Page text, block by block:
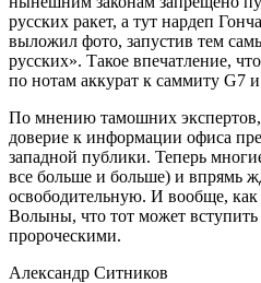
русских ракет, а тут нардеп
выложил фото, запустив тем
русских». Такое впечатление,
по нотам аккурат к саммиту G7
По мнению тамошних экспертов,
доверие к информации офиса
западной публики. Теперь
все больше и больше) и впрямь
освободительную. И вообще, как
Волыны, что тот может
пророческими.
Александр Ситников